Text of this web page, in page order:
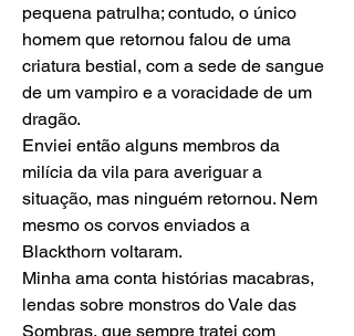
pequena patrulha; contudo, o único
homem que retornou falou de uma
criatura bestial, com a sede de sangue
de um vampiro e a voracidade de um
dragão.
Enviei então alguns membros da
milícia da vila para averiguar a
situação, mas ninguém retornou. Nem
mesmo os corvos enviados a
Blackthorn voltaram.
Minha ama conta histórias macabras,
lendas sobre monstros do Vale das
Sombras, que sempre tratei com